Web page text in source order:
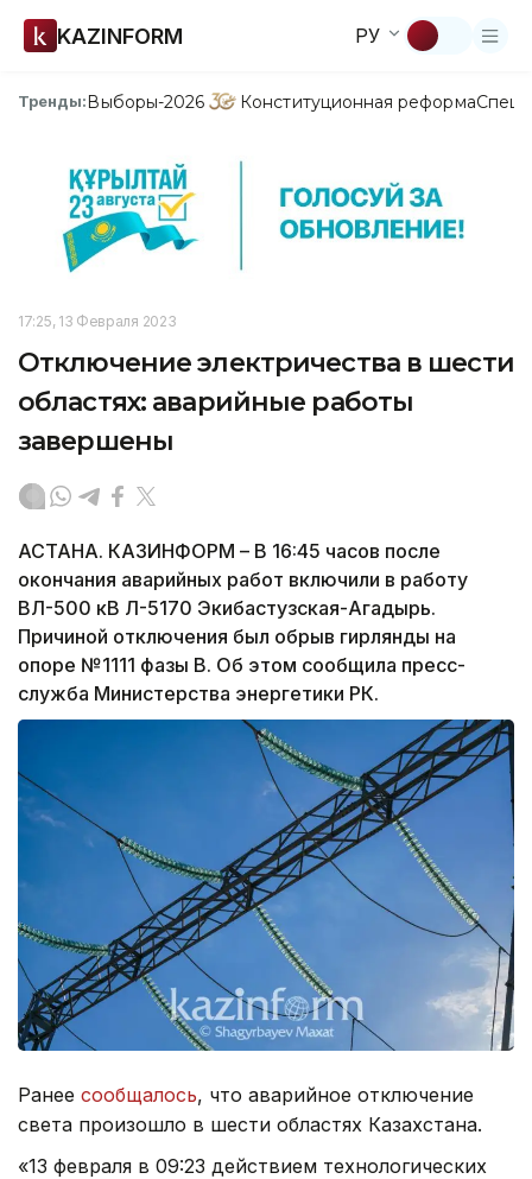
KAZINFORM РУ
Тренды:Выборы-2026 Конституционная реформа
17:25, 13 Февраля 2023
Отключение электричества в шести
областях: аварийные работы
завершены
АСТАНА. КАЗИНФОРМ – В 16:45 часов после
окончания аварийных работ включили в работу
ВЛ-500 кВ Л-5170 Экибастузская-Агадырь.
Причиной отключения был обрыв гирлянды на
опоре №1111 фазы В. Об этом сообщила пресс-
служба Министерства энергетики РК.
Ранее сообщалось, что аварийное отключение
света произошло в шести областях Казахстана.
«13 февраля в 09:23 действием технологических